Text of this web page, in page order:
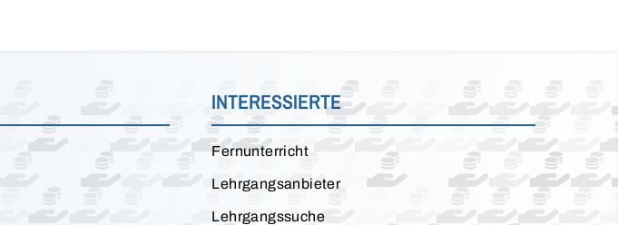
INTERESSIERTE
Fernunterricht
Lehrgangsanbieter
Lehrgangssuche